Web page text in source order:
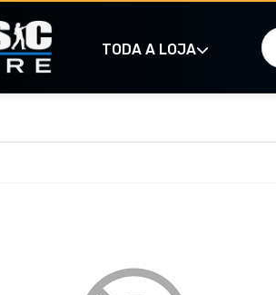
TODA A LOJA